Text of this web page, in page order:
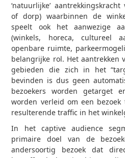
‘natuurlijke’
of dorp) waarbinnen de
speelt ook het aanwezige
(winkels, horeca, cultureel
openbare ruimte,
belangrijke rol. Het aantrekken
gebieden die zich in het
bevinden is dus geen
bezoekers worden getarget
worden verleid om een
resulterende traffic in het
In het captive audience
primaire doel van de
andersoortig bezoek dat